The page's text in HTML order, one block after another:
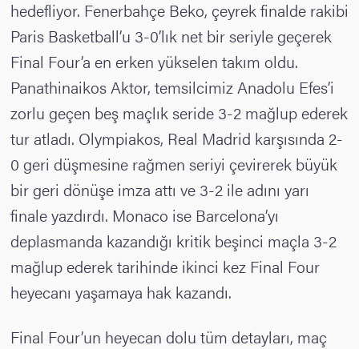
hedefliyor. Fenerbahçe Beko, çeyrek finalde rakibi
Paris Basketball’u 3-0’lık net bir seriyle geçerek
Final Four’a en erken yükselen takım oldu.
Panathinaikos Aktor, temsilcimiz Anadolu Efes’i
zorlu geçen beş maçlık seride 3-2 mağlup ederek
tur atladı. Olympiakos, Real Madrid karşısında 2-
0 geri düşmesine rağmen seriyi çevirerek büyük
bir geri dönüşe imza attı ve 3-2 ile adını yarı
finale yazdırdı. Monaco ise Barcelona’yı
deplasmanda kazandığı kritik beşinci maçla 3-2
mağlup ederek tarihinde ikinci kez Final Four
heyecanı yaşamaya hak kazandı.
Final Four’un heyecan dolu tüm detayları, maç